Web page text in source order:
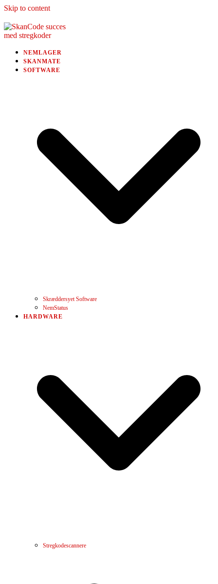
Skip to content
NEMLAGER
SKANMATE
SOFTWARE
Skræddersyet Software
NemStatus
HARDWARE
Stregkodescannere